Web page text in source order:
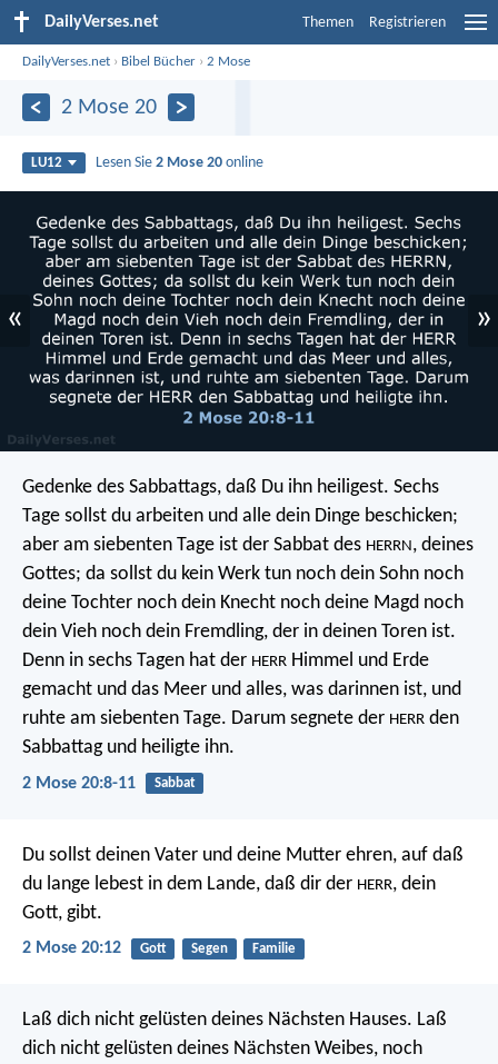
DailyVerses.net Themen Registrieren
DailyVerses.net › Bibel Bücher ›2 Mose
2 Mose 20
LU12 Lesen Sie2 Mose 20 online
« »
Gedenke des Sabbattags, daß Du ihn heiligest. Sechs
Tage sollst du arbeiten und alle dein Dinge beschicken;
aber am siebenten Tage ist der Sabbat des HERRN, deines
Gottes; da sollst du kein Werk tun noch dein Sohn noch
deine Tochter noch dein Knecht noch deine Magd noch
dein Vieh noch dein Fremdling, der in deinen Toren ist.
Denn in sechs Tagen hat der HERR Himmel und Erde
gemacht und das Meer und alles, was darinnen ist, und
ruhte am siebenten Tage. Darum segnete der HERR den
Sabbattag und heiligte ihn.
2 Mose 20:8-11 Sabbat
Du sollst deinen Vater und deine Mutter ehren, auf daß
du lange lebest in dem Lande, daß dir der HERR, dein
Gott, gibt.
2 Mose 20:12 Gott Segen Familie
Laß dich nicht gelüsten deines Nächsten Hauses. Laß
dich nicht gelüsten deines Nächsten Weibes, noch